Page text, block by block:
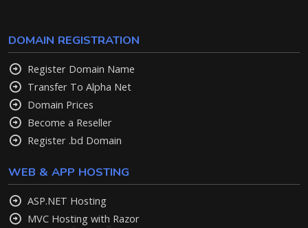
DOMAIN REGISTRATION
Register Domain Name
Transfer To Alpha Net
Domain Prices
Become a Reseller
Register .bd Domain
WEB & APP HOSTING
ASP.NET Hosting
MVC Hosting with Razor